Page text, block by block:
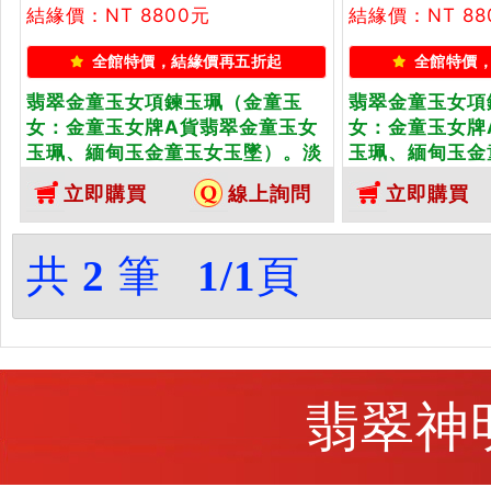
結緣價：NT 8800元
全館特價，結緣價再五折起
翡翠金童玉女項鍊玉珮（金童玉
女：金童玉女牌A貨翡翠金童玉女
玉珮、緬甸玉金童玉女玉墜）。淡
綠色糯種金童玉女，CH001。客製
化訂做各種翡翠金童玉女吊墜玉珮
項鍊。★附A貨翡翠雙證書
立即購買 線上詢問
結緣價：NT
全館特價
翡翠金童玉女
女：金童玉女
玉珮、緬甸玉
綠色糯種金童
製化訂做各種
珮項鍊。★附A
立即購買
共 2 筆 1/1頁
翡翠神